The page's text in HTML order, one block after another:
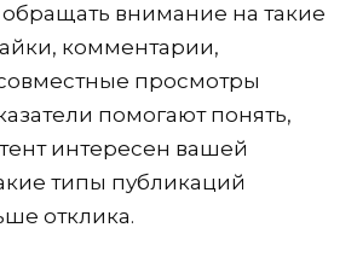
обращать внимание на такие
комментарии,
просмотры
помогают понять,
интересен вашей
типы публикаций
отклика.